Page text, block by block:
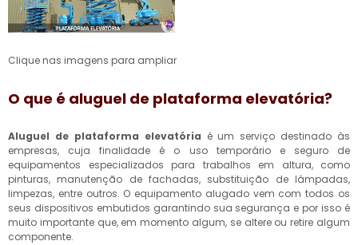
Clique nas imagens para ampliar
O que é aluguel de plataforma elevatória?
Aluguel de plataforma elevatória é um serviço destinado às
empresas, cuja finalidade é o uso temporário e seguro de
equipamentos especializados para trabalhos em altura, como
pinturas, manutenção de fachadas, substituição de lâmpadas,
limpezas, entre outros. O equipamento alugado vem com todos os
seus dispositivos embutidos garantindo sua segurança e por isso é
muito importante que, em momento algum, se altere ou retire algum
componente.